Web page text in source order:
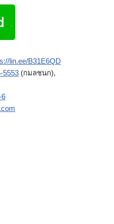
lin.ee/B31E6QD
5553 (กมลชนก),
6